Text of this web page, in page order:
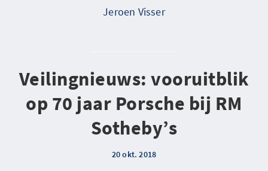
Jeroen Visser
Veilingnieuws: vooruitblik
op 70 jaar Porsche bij RM
Sotheby’s
20 okt. 2018